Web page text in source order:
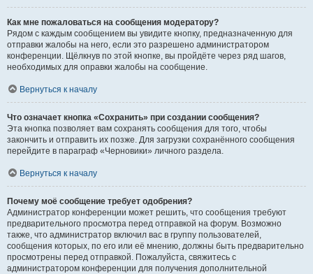
Как мне пожаловаться на сообщения модератору?
Рядом с каждым сообщением вы увидите кнопку, предназначенную для
отправки жалобы на него, если это разрешено администратором
конференции. Щёлкнув по этой кнопке, вы пройдёте через ряд шагов,
необходимых для оправки жалобы на сообщение.
Вернуться к началу
Что означает кнопка «Сохранить» при создании сообщения?
Эта кнопка позволяет вам сохранять сообщения для того, чтобы
закончить и отправить их позже. Для загрузки сохранённого сообщения
перейдите в параграф «Черновики» личного раздела.
Вернуться к началу
Почему моё сообщение требует одобрения?
Администратор конференции может решить, что сообщения требуют
предварительного просмотра перед отправкой на форум. Возможно
также, что администратор включил вас в группу пользователей,
сообщения которых, по его или её мнению, должны быть предварительно
просмотрены перед отправкой. Пожалуйста, свяжитесь с
администратором конференции для получения дополнительной